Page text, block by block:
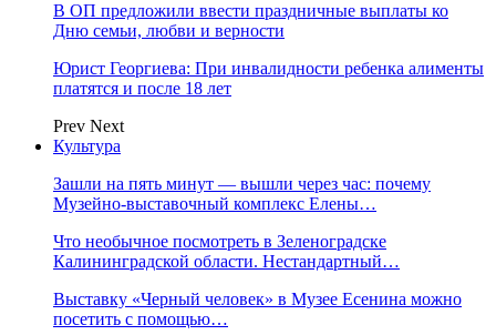
В ОП предложили ввести праздничные выплаты ко
Дню семьи, любви и верности
Юрист Георгиева: При инвалидности ребенка алименты
платятся и после 18 лет
Prev Next
Культура
Зашли на пять минут — вышли через час: почему
Музейно-выставочный комплекс Елены…
Что необычное посмотреть в Зеленоградске
Калининградской области. Нестандартный…
Выставку «Черный человек» в Музее Есенина можно
посетить с помощью…